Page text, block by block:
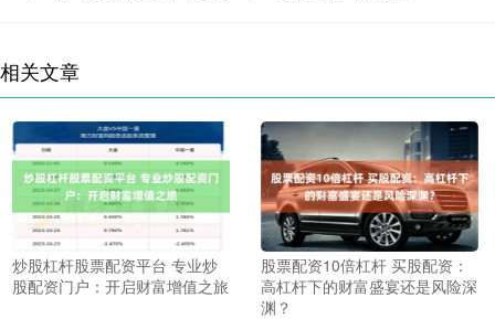
相关文章
炒股杠杆股票配资平台 专业炒
股配资门户：开启财富增值之旅
股票配资10倍杠杆 买股配资：
高杠杆下的财富盛宴还是风险深
渊？